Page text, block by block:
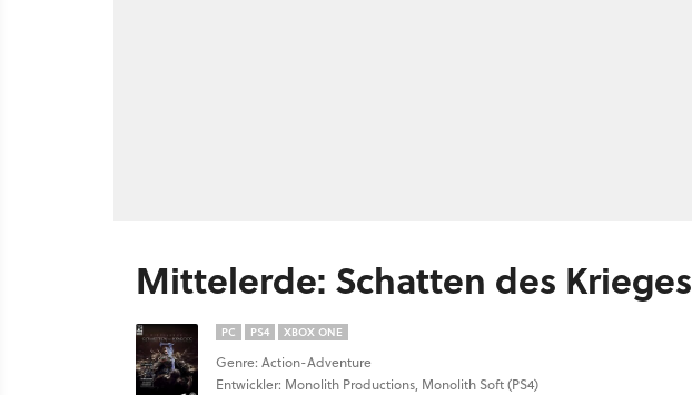
Mittelerde: Schatten des Krieges
PC PS4 XBOX ONE
Genre: Action-Adventure
Entwickler: Monolith Productions, Monolith Soft (PS4)